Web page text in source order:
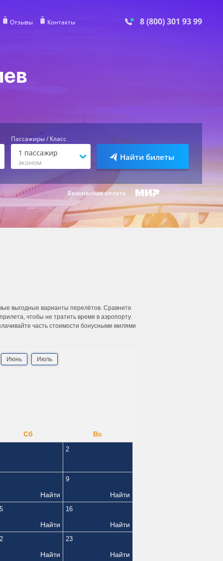
Отзывы Контакты 8 (800) 301 93 99
Пассажиры / Класс
1 пассажир
эконом
Найти билеты
Безопасная оплата
выгодные варианты перелётов. Сравните
чтобы не тратить время в аэропорту.
часть стоимости бонусными милями
Июнь Июль
Сб Вс
2
Найти
9
Найти
Найти
16
Найти
Найти
23
Найти